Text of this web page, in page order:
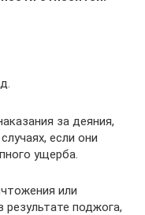
за деяния,
если они
ущерба.
или
поджога,